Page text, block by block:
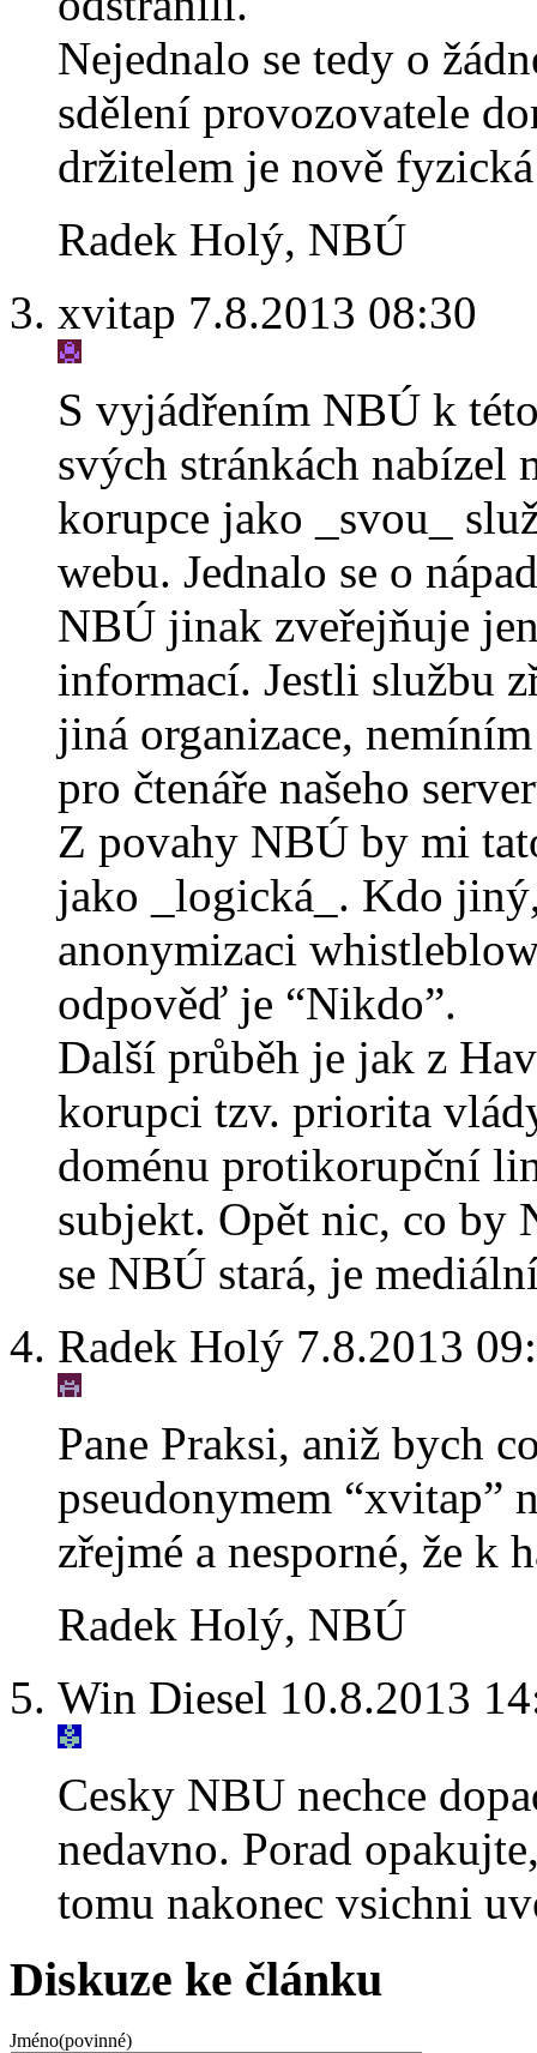
Nejednalo se tedy o
sdělení provozovatele
držitelem je nově
Radek Holý, NBÚ
xvitap 7.8.2013 08:30
S vyjádřením NBÚ k
svých stránkách nabízel
korupce jako _svou_
webu. Jednalo se o
NBÚ jinak zveřejňuje
informací. Jestli službu
jiná organizace,
pro čtenáře našeho
Z povahy NBÚ by mi
jako _logická_. Kdo
anonymizaci
odpověď je “Nikdo”.
Další průběh je jak z
korupci tzv. priorita
doménu protikorupční
subjekt. Opět nic, co by
se NBÚ stará, je
Radek Holý 7.8.2013
Pane Praksi, aniž bych
pseudonymem “xvitap”
zřejmé a nesporné, že k
Radek Holý, NBÚ
Win Diesel 10.8.2013
Cesky NBU nechce
nedavno. Porad
tomu nakonec vsichni
Diskuze ke článku
Jméno(povinné)